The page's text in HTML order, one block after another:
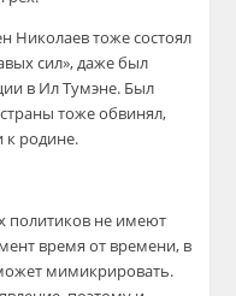
Николаев тоже состоял
сил», даже был
в Ил Тумэне. Был
тоже обвинял,
к родине.
политиков не имеют
время от времени, в
мимикрировать.